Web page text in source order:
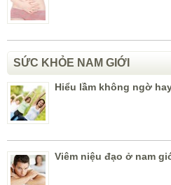
SỨC KHỎE NAM GIỚI
Hiểu lầm không ngờ
Viêm niệu đạo ở nam